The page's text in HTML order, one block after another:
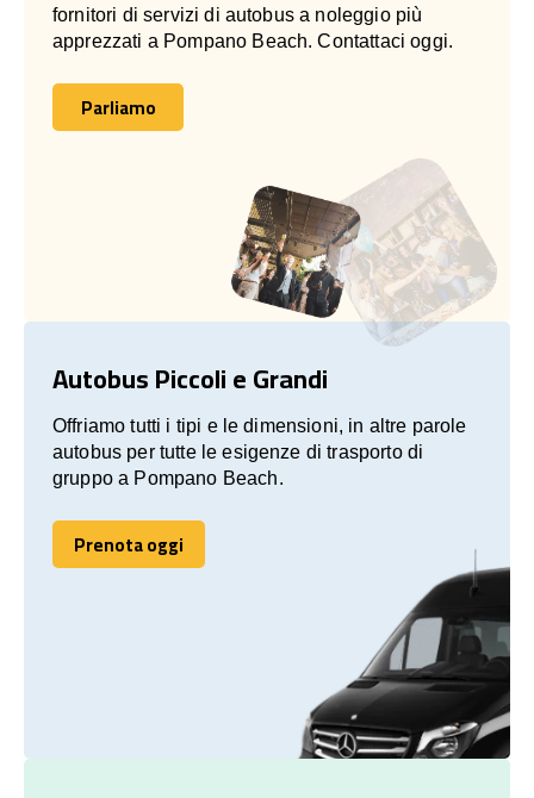
fornitori di servizi di autobus a noleggio più
apprezzati a Pompano Beach. Contattaci oggi.
Parliamo
Parliamo
Autobus Piccoli e Grandi
Offriamo tutti i tipi e le dimensioni, in altre parole
autobus per tutte le esigenze di trasporto di
gruppo a Pompano Beach.
Prenota oggi
Prenota oggi